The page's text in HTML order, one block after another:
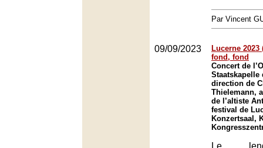
Par Vincent
09/09/2023
Lucerne
fond, fond
Concert de
Staatskapelle
direction de
Thielemann,
de l’altiste
festival de
Konzertsaal,
Le